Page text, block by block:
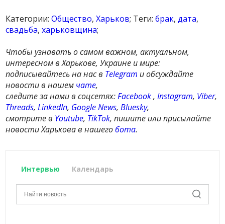
Категории:Общество,Харьков; Теги:брак,дата,
свадьба,харьковщина;
Чтобы узнавать о самом важном, актуальном,
интересном в Харькове, Украине и мире:
подписывайтесь на нас в Telegram и обсуждайте
новости в нашем чате,
следите за нами в соцсетях:Facebook,Instagram, Viber,
Threads,LinkedIn, Google News,Bluesky,
смотрите в Youtube, TikTok, пишите или присылайте
новости Харькова в нашегобота.
Интервью Календарь